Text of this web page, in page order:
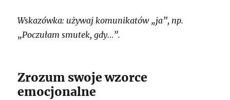
Wskazówka: używaj komunikatów „ja”, np.
„Poczułam smutek, gdy…”.
Zrozum swoje wzorce
emocjonalne